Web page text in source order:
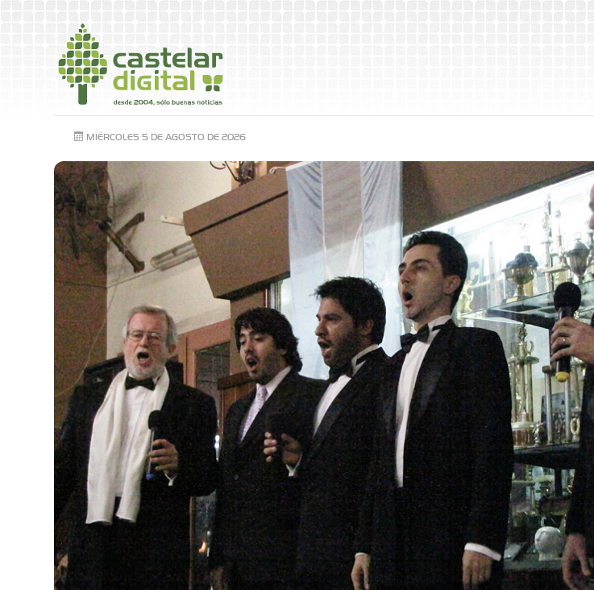
MIÉRCOLES 5 DE AGOSTO DE 2026